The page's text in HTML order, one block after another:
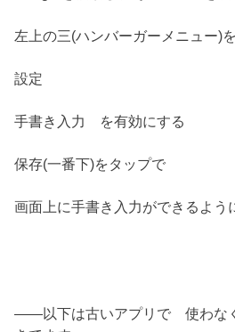
左上の三(ハンバーガーメニュー)
設定
手書き入力 を有効にする
保存(一番下)をタップで
画面上に手書き入力ができるよう
——以下は古いアプリで 使わな